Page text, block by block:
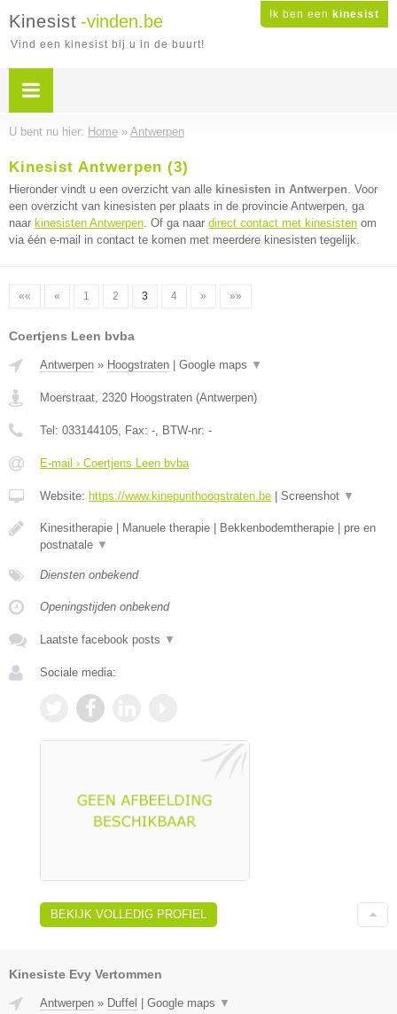
Ik ben een kinesist
Kinesist -vinden.be
Vind een kinesist bij u in de buurt!
U bent nu hier: Home » Antwerpen
Kinesist Antwerpen (3)
Hieronder vindt u een overzicht van alle kinesisten in Antwerpen. Voor
een overzicht van kinesisten per plaats in de provincie Antwerpen, ga
naar kinesisten Antwerpen. Of ga naar direct contact met kinesisten om
via één e-mail in contact te komen met meerdere kinesisten tegelijk.
«« « 1 2 3 4 » »»
Coertjens Leen bvba
Antwerpen » Hoogstraten Google maps ▼
Moerstraat, 2320 Hoogstraten (Antwerpen)
Tel: 033144105, Fax: -, BTW-nr: -
E-mail › Coertjens Leen bvba
Website: https://www.kinepunthoogstraten.be Screenshot ▼
Kinesitherapie | Manuele therapie | Bekkenbodemtherapie | pre en
postnatale ▼
Diensten onbekend
Openingstijden onbekend
Laatste facebook posts ▼
Sociale media:
BEKIJK VOLLEDIG PROFIEL
Kinesiste Evy Vertommen
Antwerpen » Duffel | Google maps ▼